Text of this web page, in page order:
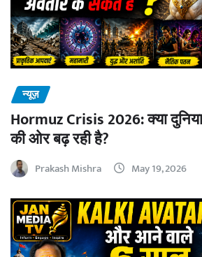
न्यूज़
Hormuz Crisis 2026: क्या दुनिया
की ओर बढ़ रही है?
Prakash Mishra May 19, 2026